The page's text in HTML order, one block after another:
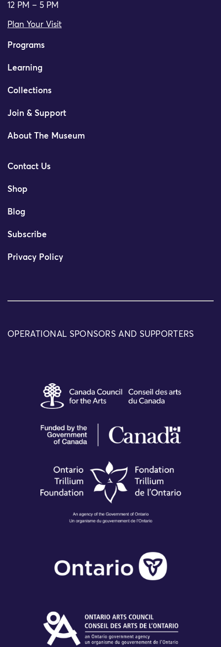
12 PM – 5 PM
Plan Your Visit
Programs
Learning
Collections
Join & Support
About The Museum
Contact Us
Shop
Blog
Subscribe
Privacy Policy
OPERATIONAL SPONSORS AND SUPPORTERS